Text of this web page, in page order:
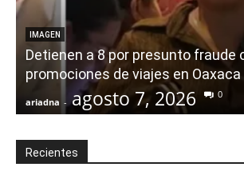
IMAGEN
Detienen a 8 por presunto fraude
promociones de viajes en Oaxaca
ariadna - agosto 7, 2026 0
Recientes